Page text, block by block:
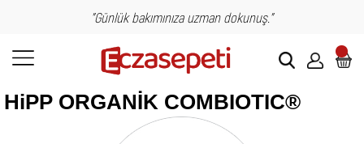
"Günlük bakımınıza uzman dokunuş."
HiPP ORGANİK COMBIOTIC®